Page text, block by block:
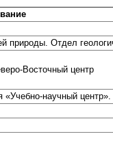
природы. Отдел
Восточный центр
«Учебно-научный